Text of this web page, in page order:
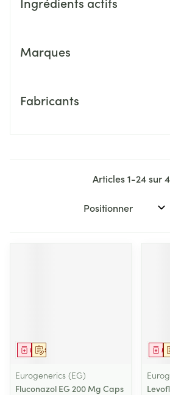
Marques
Fabricants
Articles1-24sur
Trier par:
Sur prescription
Médicament
Eurogenerics (EG)
Fluconazol EG 200 Mg Caps